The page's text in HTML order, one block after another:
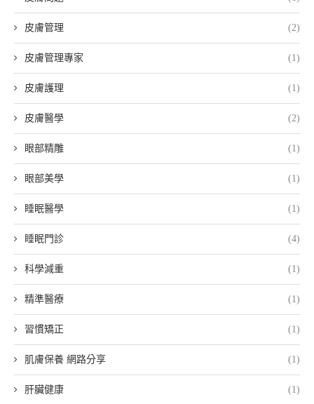
皮膚管理 (2)
皮膚管理專家 (1)
皮膚護理 (1)
皮膚醫學 (2)
眼部精雕 (1)
眼部美學 (1)
睡眠醫學 (1)
睡眠門診 (4)
科學減重 (1)
精準醫療 (1)
習慣矯正 (1)
肌膚保養 網路分享 (1)
肝臟健康 (1)